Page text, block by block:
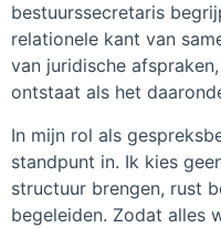
bestuurssecretaris
relationele kant van
van juridische
ontstaat als het
In mijn rol als
standpunt in. Ik kies
structuur brengen, rust
begeleiden. Zodat alles